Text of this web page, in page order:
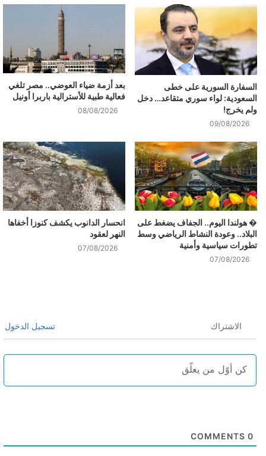
السفارة السورية على خطى
السعودية: لواء سوري متقاعد… دخل
ولم يخرج!
09/08/2026
بعد أزمة ضياء العوضي.. مصر تلغي
فعالية طبية للأسترالية باربرا أونيل
08/08/2026
� هولندا اليوم.. الجفاف يضغط على
البلاد.. وعودة النشاط الرياضي وسط
تطورات سياسية وأمنية
07/08/2026
انحسار الدانوب يكشف كنوزا أخفاها
النهر لعقود
07/08/2026
الاشتراك تسجيل الدخول
0